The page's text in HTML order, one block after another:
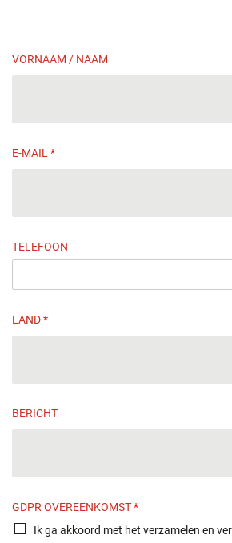
VORNAAM / NAAM
E-MAIL *
TELEFOON
LAND*
BERICHT
GDPR OVEREENKOMST*
Ik ga akkoord met het verzamelen en